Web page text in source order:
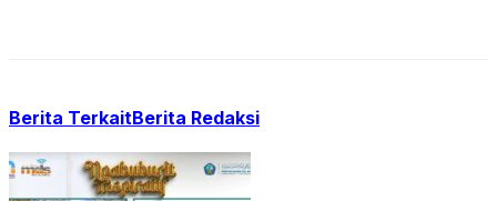
Berita TerkaitBerita Redaksi